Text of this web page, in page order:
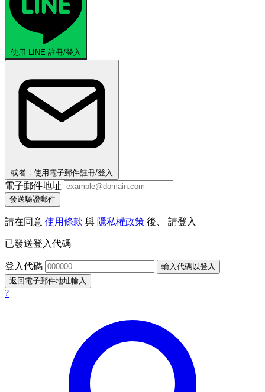
使用 LINE 註冊/登入
或者，使用電子郵件註冊/登入
電子郵件地址
發送驗證郵件
請在同意 使用條款 與 隱私權政策 後、 請登入
已發送登入代碼
登入代碼
輸入代碼以登入
返回電子郵件地址輸入
?